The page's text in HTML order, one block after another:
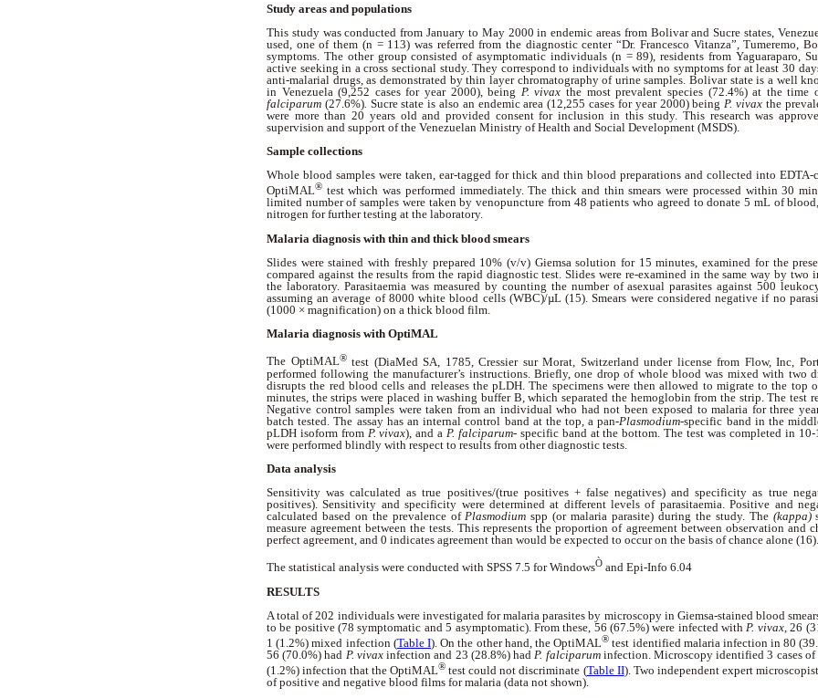
Study areas and populations
This study was conducted from January to May 2000 in endemic areas from Bolivar and Sucre states,
used, one of them (n = 113) was referred from the diagnostic center “Dr. Francesco Vitanza”, Tumeremo,
symptoms. The other group consisted of asymptomatic individuals (n = 89), residents from Yaguaraparo,
active seeking in a cross sectional study. They correspond to individuals with no symptoms for at least 30
anti-malarial drugs, as demonstrated by thin layer chromatography of urine samples. Bolivar state is a well
in Venezuela (9,252 cases for year 2000), being P. vivax the most prevalent species (72.4%) at the time
falciparum (27.6%). Sucre state is also an endemic area (12,255 cases for year 2000) being P. vivax the
were more than 20 years old and provided consent for inclusion in this study. This research was
supervision and support of the Venezuelan Ministry of Health and Social Development (MSDS).
Sample collections
Whole blood samples were taken, ear-tagged for thick and thin blood preparations and collected into
OptiMAL® test which was performed immediately. The thick and thin smears were processed within 30
limited number of samples were taken by venopuncture from 48 patients who agreed to donate 5 mL of
nitrogen for further testing at the laboratory.
Malaria diagnosis with thin and thick blood smears
Slides were stained with freshly prepared 10% (v/v) Giemsa solution for 15 minutes, examined for the
compared against the results from the rapid diagnostic test. Slides were re-examined in the same way by two
the laboratory. Parasitaemia was measured by counting the number of asexual parasites against 500
assuming an average of 8000 white blood cells (WBC)/µL (15). Smears were considered negative if no
(1000 × magnification) on a thick blood film.
Malaria diagnosis with OptiMAL
The OptiMAL®test (DiaMed SA, 1785, Cressier sur Morat, Switzerland under license from Flow, Inc,
performed following the manufacturer’s instructions. Briefly, one drop of whole blood was mixed with two
disrupts the red blood cells and releases the pLDH. The specimens were then allowed to migrate to the top
minutes, the strips were placed in washing buffer B, which separated the hemoglobin from the strip. The test
Negative control samples were taken from an individual who had not been exposed to malaria for three
batch tested. The assay has an internal control band at the top, a pan-Plasmodium-specific band in the
pLDH isoform from P. vivax), and a P. falciparum- specific band at the bottom. The test was completed in
were performed blindly with respect to results from other diagnostic tests.
Data analysis
Sensitivity was calculated as true positives/(true positives + false negatives) and specificity as true
positives). Sensitivity and specificity were determined at different levels of parasitaemia. Positive and
calculated based on the prevalence of Plasmodiumspp (or malaria parasite) during the study. The (kappa)
measure agreement between the tests. This represents the proportion of agreement between observation and
perfect agreement, and 0 indicates agreement than would be expected to occur on the basis of chance alone (16).
The statistical analysis were conducted with SPSS 7.5 for WindowsÒ and Epi-Info 6.04
RESULTS
A total of 202 individuals were investigated for malaria parasites by microscopy in Giemsa-stained blood
to be positive (78 symptomatic and 5 asymptomatic). From these, 56 (67.5%) were infected with P. vivax, 26
1 (1.2%) mixed infection (Table I). On the other hand, the OptiMAL® test identified malaria infection in 80
56 (70.0%) had P. vivaxinfection and 23 (28.8%) hadP. falciparum infection. Microscopy identified 3 cases of
(1.2%) infection that the OptiMAL® test could not discriminate (Table II). Two independent expert
of positive and negative blood films for malaria (data not shown).